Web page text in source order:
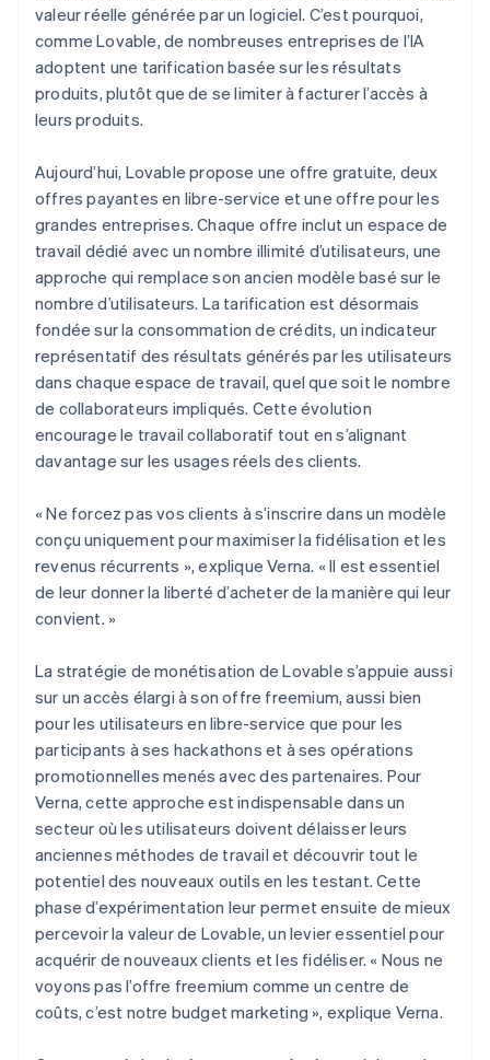
valeur réelle générée par un logiciel. C’est pourquoi,
comme Lovable, de nombreuses entreprises de l’IA
adoptent une tarification basée sur les résultats
produits, plutôt que de se limiter à facturer l’accès à
leurs produits.
Aujourd’hui, Lovable propose une offre gratuite, deux
offres payantes en libre-service et une offre pour les
grandes entreprises. Chaque offre inclut un espace de
travail dédié avec un nombre illimité d’utilisateurs, une
approche qui remplace son ancien modèle basé sur le
nombre d’utilisateurs. La tarification est désormais
fondée sur la consommation de crédits, un indicateur
représentatif des résultats générés par les utilisateurs
dans chaque espace de travail, quel que soit le nombre
de collaborateurs impliqués. Cette évolution
encourage le travail collaboratif tout en s’alignant
davantage sur les usages réels des clients.
« Ne forcez pas vos clients à s’inscrire dans un modèle
conçu uniquement pour maximiser la fidélisation et les
revenus récurrents », explique Verna. « Il est essentiel
de leur donner la liberté d’acheter de la manière qui leur
convient. »
La stratégie de monétisation de Lovable s’appuie aussi
sur un accès élargi à son offre freemium, aussi bien
pour les utilisateurs en libre-service que pour les
participants à ses hackathons et à ses opérations
promotionnelles menés avec des partenaires. Pour
Verna, cette approche est indispensable dans un
secteur où les utilisateurs doivent délaisser leurs
anciennes méthodes de travail et découvrir tout le
potentiel des nouveaux outils en les testant. Cette
phase d’expérimentation leur permet ensuite de mieux
percevoir la valeur de Lovable, un levier essentiel pour
acquérir de nouveaux clients et les fidéliser. « Nous ne
voyons pas l’offre freemium comme un centre de
coûts, c’est notre budget marketing », explique Verna.